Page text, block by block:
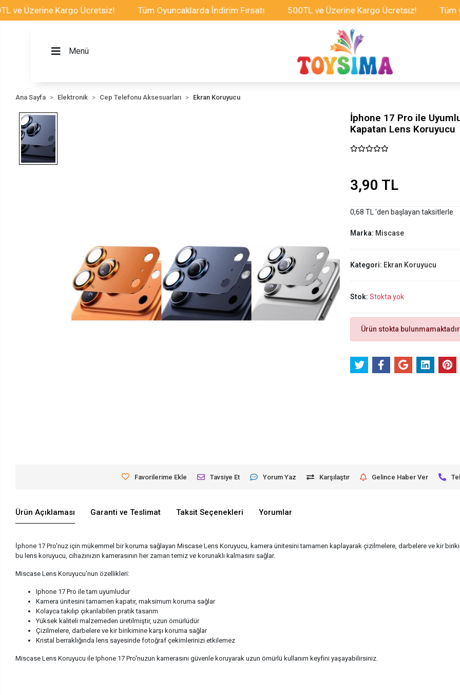
Kargo Ücretsiz! Tüm Oyuncaklarda İndirim Fırsatı 500TL ve Üzerine Kargo Ücretsiz! Tüm
Menü
Ana Sayfa Elektronik Cep Telefonu Aksesuarları Ekran Koruyucu
İphone 17 Pro ile
Kapatan Lens Koruyucu
3,90 TL
0,68 TL 'den başlayan taksitlerle
Marka: Miscase
Kategori: Ekran Koruyucu
Stok: Stokta yok
Ürün stokta
Favorilerime Ekle Tavsiye Et Yorum Yaz Karşılaştır Gelince Haber Ver
Ürün Açıklaması Garanti ve Teslimat Taksit Seçenekleri Yorumlar
İphone 17 Pro'nuz için mükemmel bir koruma sağlayan Miscase Lens Koruyucu, kamera ünitesini tamamen kaplayarak çizilmelere, darbelere ve kir
bu lens koruyucu, cihazınızın kamerasının her zaman temiz ve korunaklı kalmasını sağlar.
Miscase Lens Koruyucu'nun özellikleri:
Iphone 17 Pro ile tam uyumludur
Kamera ünitesini tamamen kapatır, maksimum koruma sağlar
Kolayca takılıp çıkarılabilen pratik tasarım
Yüksek kaliteli malzemeden üretilmiştir, uzun ömürlüdür
Çizilmelere, darbelere ve kir birikimine karşı koruma sağlar
Kristal berraklığında lens sayesinde fotoğraf çekimlerinizi etkilemez
Miscase Lens Koruyucu ile Iphone 17 Pro'nuzun kamerasını güvenle koruyarak uzun ömürlü kullanım keyfini yaşayabilirsiniz.